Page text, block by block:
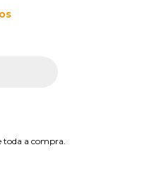
toda a compra.